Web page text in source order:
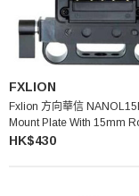
FXLION
Fxlion 方向華信
Mount Plate With 15mm
型掛板
HK$430